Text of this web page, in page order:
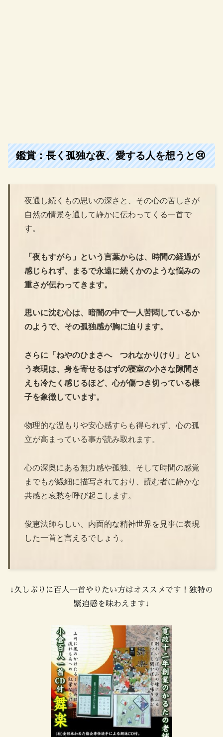
鑑賞：長く孤独な夜、愛する人を想うと😢
夜通し続くもの思いの深さと、その心の苦しさが
自然の情景を通して静かに伝わってくる一首で
す。
「夜もすがら」という言葉からは、時間の経過が
感じられず、まるで永遠に続くかのような悩みの
重さが伝わってきます。
思いに沈む心は、暗闇の中で一人苦悶しているか
のようで、その孤独感が胸に迫ります。
さらに「ねやのひまさへ つれなかりけり」とい
う表現は、身を寄せるはずの寝室の小さな隙間さ
えも冷たく感じるほど、心が傷つき切っている様
子を象徴しています。
物理的な温もりや安心感すらも得られず、心の孤
立が高まっている事が読み取れます。
心の深奥にある無力感や孤独、そして時間の感覚
までもが繊細に描写されており、読む者に静かな
共感と哀愁を呼び起こします。
俊恵法師らしい、内面的な精神世界を見事に表現
した一首と言えるでしょう。
↓久しぶりに百人一首やりたい方はオススメです！独特の
緊迫感を味わえます↓